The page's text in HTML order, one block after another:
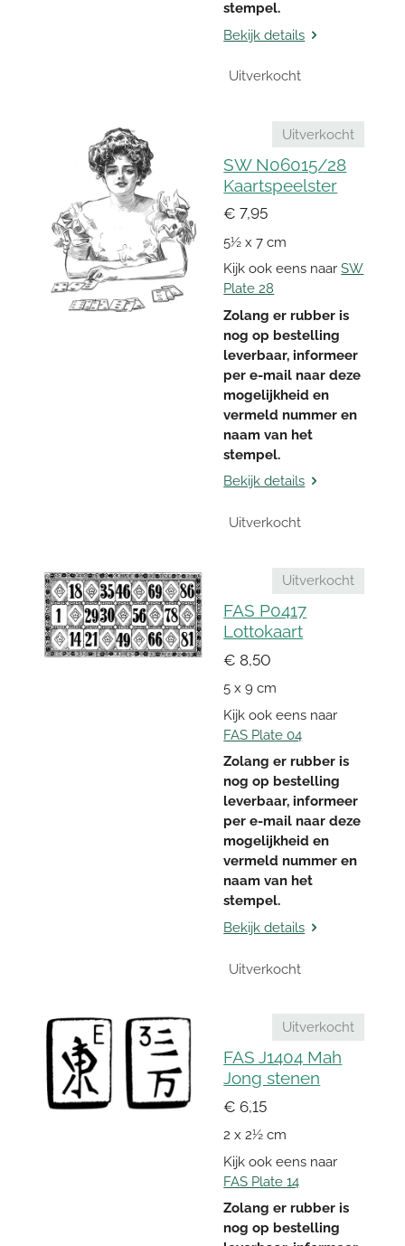
stempel.
Bekijk details
Uitverkocht
Uitverkocht
SW N06015/28
Kaartspeelster
€ 7,95
5½ x 7 cm
Kijk ook eens naarSW
Plate 28
Zolang er rubber is
nog op bestelling
leverbaar, informeer
per e-mail naar deze
mogelijkheid en
vermeld nummer en
naam van het
stempel.
Bekijk details
Uitverkocht
Uitverkocht
FAS P0417
Lottokaart
€ 8,50
5 x 9 cm
Kijk ook eens naar
FAS Plate 04
Zolang er rubber is
nog op bestelling
leverbaar, informeer
per e-mail naar deze
mogelijkheid en
vermeld nummer en
naam van het
stempel.
Bekijk details
Uitverkocht
Uitverkocht
FAS J1404 Mah
Jong stenen
€ 6,15
2 x 2½ cm
Kijk ook eens naar
FAS Plate 14
Zolang er rubber is
nog op bestelling